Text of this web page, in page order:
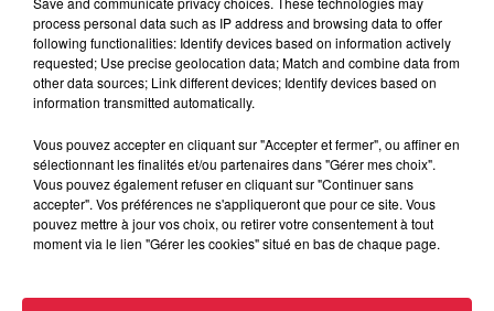
À Hoerdt, de l’eau brune sort des robinets
Depuis plusieurs jours, des habitants de Hoerdt ont vu de
l’eau brune s’écouler de leurs robinets. Face aux
process personal data such as IP address and browsing data to offer
following functionalities: Identify devices based on information actively
requested; Use precise geolocation data; Match and combine data from
other data sources; Link different devices; Identify devices based on
information transmitted automatically.
Vous pouvez accepter en cliquant sur "Accepter et fermer", ou affiner en
sélectionnant les finalités et/ou partenaires dans "Gérer mes choix".
Vous pouvez également refuser en cliquant sur "Continuer sans
accepter". Vos préférences ne s'appliqueront que pour ce site. Vous
pouvez mettre à jour vos choix, ou retirer votre consentement à tout
moment via le lien "Gérer les cookies" situé en bas de chaque page.